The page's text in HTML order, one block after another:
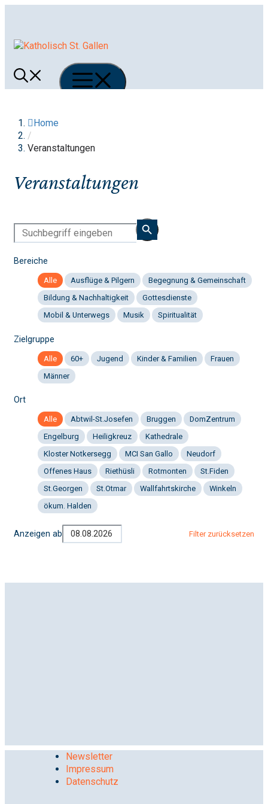
Menü
Home
/
Veranstaltungen
Veranstaltungen
Bereiche
Alle Ausflüge & Pilgern
Begegnung & Gemeinschaft
Bildung & Nachhaltigkeit
Gottesdienste
Mobil & Unterwegs
Musik Spiritualität
Zielgruppe
Alle 60+ Jugend Kinder & Familien
Frauen
Männer
Ort
Alle Abtwil-St.Josefen Bruggen
DomZentrum
Engelburg
Heiligkreuz
Kathedrale
Kloster Notkersegg
MCI San Gallo
Neudorf
Offenes Haus
Riethüsli Rotmonten
St.Fiden
St.Georgen
St.Otmar Wallfahrtskirche
Winkeln
ökum. Halden
Anzeigen ab Filter zurücksetzen
Newsletter
Impressum
Datenschutz